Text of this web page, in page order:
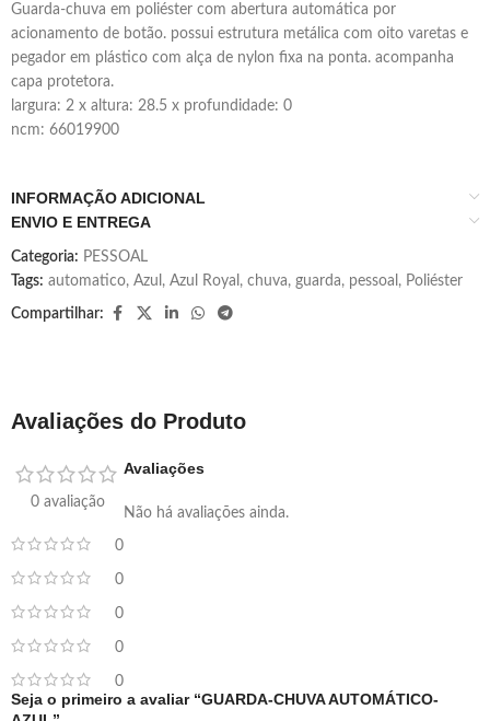
guarda-chuva em poliéster com abertura automática por
acionamento de botão. possui estrutura metálica com oito varetas e
pegador em plástico com alça de nylon fixa na ponta. acompanha
capa protetora.
largura: 2 x altura: 28.5 x profundidade: 0
ncm: 66019900
INFORMAÇÃO ADICIONAL
ENVIO E ENTREGA
Categoria: PESSOAL
Tags: automatico, Azul , Azul Royal , chuva, guarda, pessoal , Poliéster
Compartilhar:
Avaliações do Produto
0 avaliação
0
0
0
0
0
Avaliações
Não há avaliações ainda.
Seja o primeiro a avaliar “GUARDA-CHUVA AUTOMÁTICO-